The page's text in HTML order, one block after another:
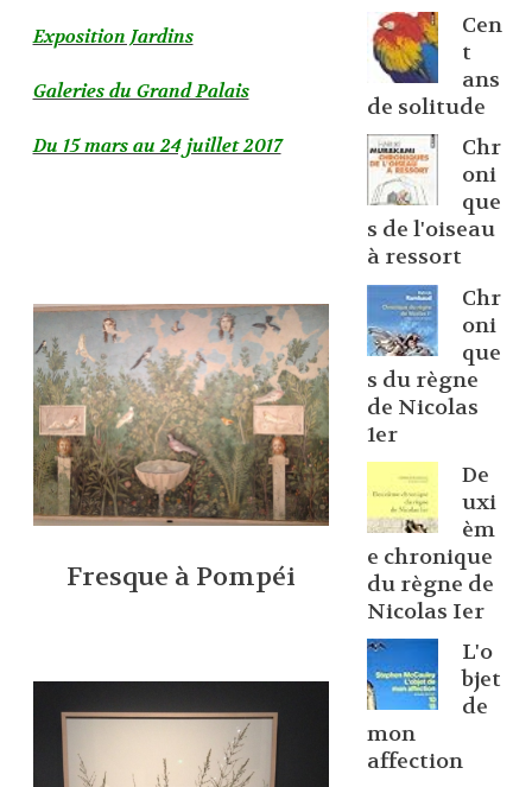
Exposition Jardins
Galeries du Grand Palais
Du 15 mars au 24 juillet 2017
Fresque à Pompéi
Cen
t
ans
de solitude
Chr
oni
que
s de l'oiseau
à ressort
Chr
oni
que
s du règne
de Nicolas
1er
De
uxi
èm
e chronique
du règne de
Nicolas Ier
L'o
bjet
de
mon
affection